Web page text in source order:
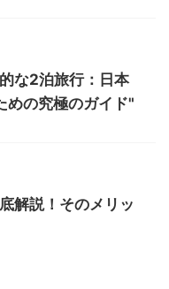
な2泊旅行：日本
めの究極のガイド"
解説！そのメリッ